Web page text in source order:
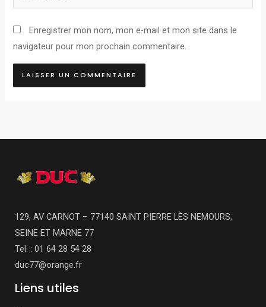
Internet
Enregistrer mon nom, mon e-mail et mon site dans le
navigateur pour mon prochain commentaire.
129, AV CARNOT – 77140 SAINT PIERRE LÈS NEMOURS,
SEINE ET MARNE 77
Tel. : 01 64 28 54 28
duc77@orange.fr
Liens utiles